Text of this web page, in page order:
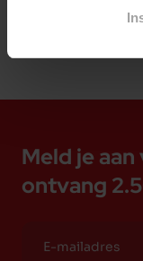
Meld je
ontvang